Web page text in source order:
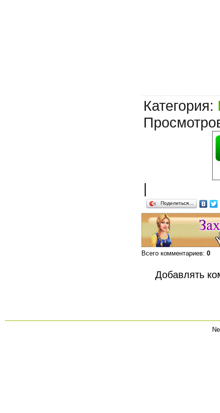
Категория:
|
Поделиться…
Всего комментариев: 0
Добавлять